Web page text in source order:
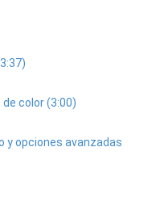
color (3:00)
y opciones avanzadas